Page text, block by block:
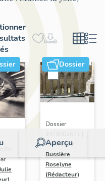
|
Dossier
Aperçu
Dossier
Réalisé par
Bussière
Roselyne
(Rédacteur)